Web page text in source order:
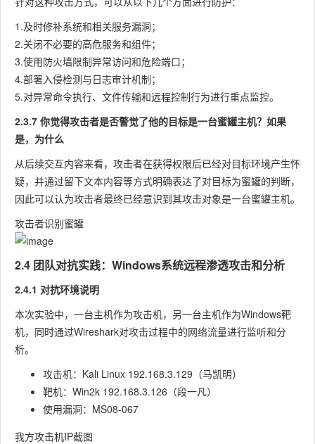
1.及时修补系统和相关服务漏洞；
2.关闭不必要的高危服务和组件；
3.使用防火墙限制异常访问和危险端口；
4.部署入侵检测与日志审计机制；
5.对异常命令执行、文件传输和远程控制行为进行重点监控。
2.3.7 你觉得攻击者是否警觉了他的目标是一台蜜罐主机？如果
是，为什么
从后续交互内容来看，攻击者在获得权限后已经对目标环境产生怀
疑，并通过留下文本内容等方式明确表达了对目标为蜜罐的判断，
因此可以认为攻击者最终已经意识到其攻击对象是一台蜜罐主机。
攻击者识别蜜罐
2.4 团队对抗实践：Windows系统远程渗透攻击和分析
2.4.1 对抗环境说明
本次实验中，一台主机作为攻击机，另一台主机作为Windows靶
机，同时通过Wireshark对攻击过程中的网络流量进行监听和分
析。
攻击机：Kali Linux 192.168.3.129 （马凯明）
靶机：Win2k 192.168.3.126 （段一凡）
使用漏洞： MS08-067
我方攻击机IP截图